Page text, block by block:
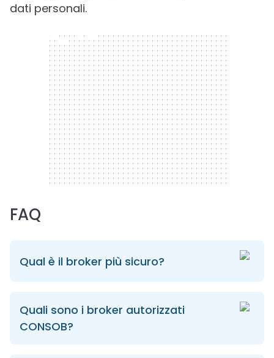
dati personali.
300 x 250
FAQ
Qual è il broker più sicuro?
Quali sono i broker autorizzati
CONSOB?